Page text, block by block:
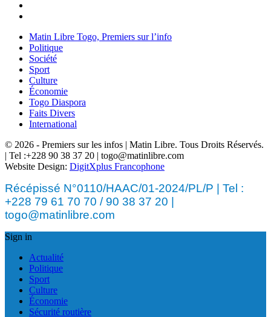
Matin Libre Togo, Premiers sur l’info
Politique
Société
Sport
Culture
Économie
Togo Diaspora
Faits Divers
International
© 2026 - Premiers sur les infos | Matin Libre. Tous Droits Réservés.
| Tel :+228 90 38 37 20 | togo@matinlibre.com
Website Design: DigitXplus Francophone
Récépissé N°0110/HAAC/01-2024/PL/P | Tel :
+228 79 61 70 70 / 90 38 37 20 |
togo@matinlibre.com
Sign in
Actualité
Politique
Sport
Culture
Économie
Sécurité routière